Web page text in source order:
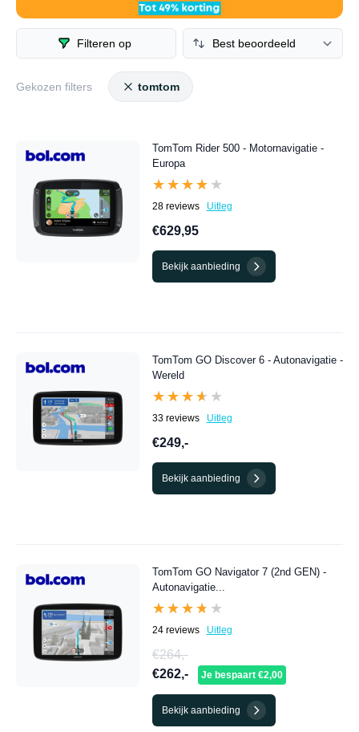
over de hele wereld, maar nog steeds staat het
hoofdkantoor in Amsterdam. TomTom, de bekendste op het
gebied van navigatiesystemen!
Filteren op
Gekozen filters tomtom
TomTom Rider 500 - Motornavigatie -
Europa
★★★★★
★★★★★
28 reviews Uitleg
€629,95
Bekijk aanbieding
TomTom GO Discover 6 - Autonavigatie -
Wereld
★★★★★
★★★★★
33 reviews Uitleg
€249,-
Bekijk aanbieding
TomTom GO Navigator 7 (2nd GEN) -
Autonavigatie...
★★★★★
★★★★★
24 reviews Uitleg
€264,-
€262,-
Je bespaart €2,00
Bekijk aanbieding